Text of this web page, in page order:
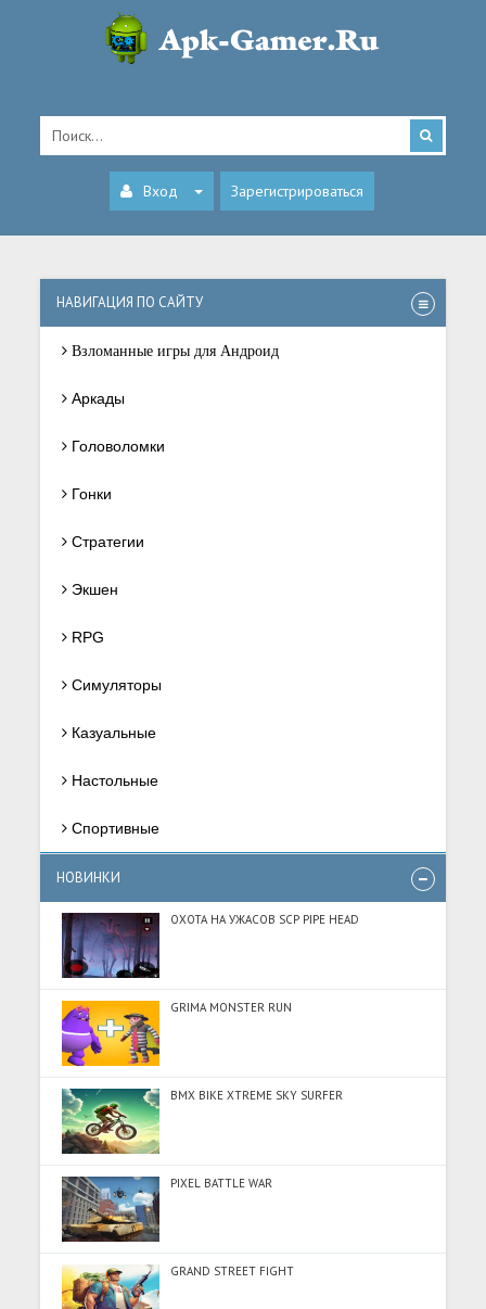
Вход Зарегистрироваться
НАВИГАЦИЯ ПО САЙТУ
Взломанные игры для Андроид
Аркады
Головоломки
Гонки
Стратегии
Экшен
RPG
Симуляторы
Казуальные
Настольные
Спортивные
НОВИНКИ
ОХОТА НА УЖАСОВ SCP PIPE HEAD
GRIMA MONSTER RUN
BMX BIKE XTREME SKY SURFER
PIXEL BATTLE WAR
GRAND STREET FIGHT